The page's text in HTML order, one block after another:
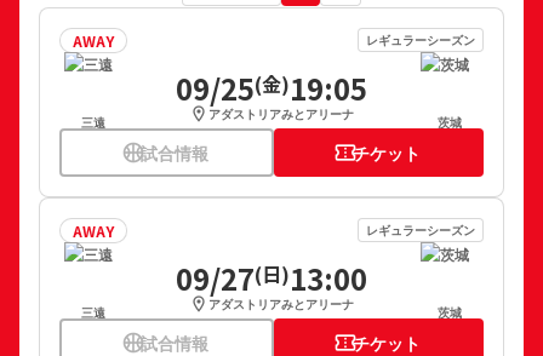
AWAY レギュラーシーズン
三遠
09/25(金)19:05
location_on アダストリアみとアリーナ 茨城
sports_basketball試合情報 confirmation_numberチケット
AWAY レギュラーシーズン
三遠
09/27(日)13:00
location_on アダストリアみとアリーナ 茨城
sports_basketball試合情報 confirmation_numberチケット